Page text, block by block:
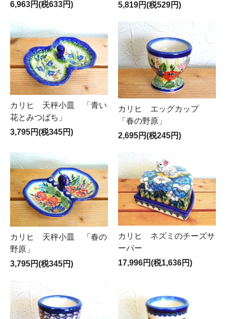
6,963円(税633円)
5,819円(税529円)
カリヒ 天秤小皿 「青い
花とみつばち」
3,795円(税345円)
カリヒ エッグカップ
「春の野原」
2,695円(税245円)
カリヒ 天秤小皿 「春の
野原」
3,795円(税345円)
カリヒ ネズミのチーズサ
ーバー
17,996円(税1,636円)